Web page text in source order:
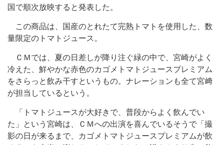
国で順次放映すると発表した。
この商品は、国産のとれたて完熟トマトを使用した、数
量限定のトマトジュース。
ＣＭでは、夏の日差しが降り注ぐ緑の中で、宮崎がよく
冷えた、鮮やかな赤色のカゴメトマトジュースプレミアム
をさらっと飲み干すというもの。ナレーションも全て宮﨑
が担当しているという。
「トマトジュースが大好きで、普段からよく飲んでい
た」という宮崎は、ＣＭへの出演を喜んでいるそうで「撮
影の日が来るまで、カゴメトマトジュースプレミアムが飲